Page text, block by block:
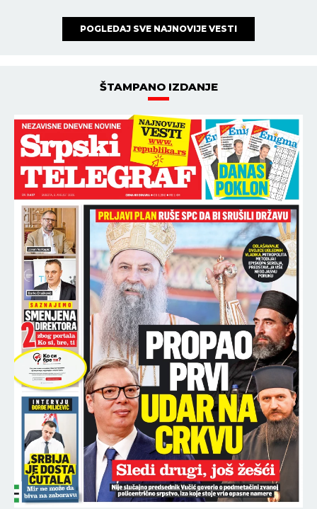
POGLEDAJ SVE NAJNOVIJE VESTI
ŠTAMPANO IZDANJE